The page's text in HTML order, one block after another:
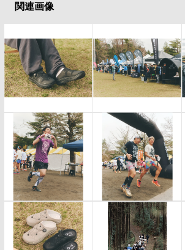
関連画像